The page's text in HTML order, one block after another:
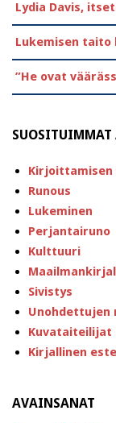
Lydia Davis,
Lukemisen taito
”He ovat
SUOSITUIMMAT
Kirjoittamisen
Runous
Lukeminen
Perjantairuno
Kulttuuri
Sivistys
Unohdettujen
Kuvataiteilijat
Kirjallinen
AVAINSANAT